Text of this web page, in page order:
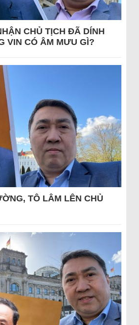
CHỦ TỊCH ĐÃ DÍNH
VIN CÓ ÂM MƯU GÌ?
TÔ LÂM LÊN CHỦ